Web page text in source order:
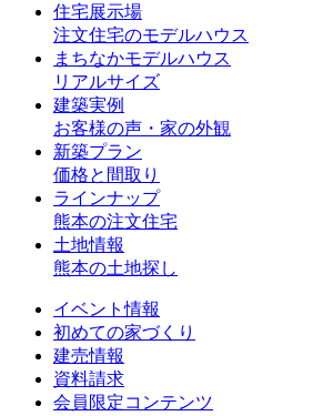
住宅展示場
注文住宅のモデルハウス
まちなかモデルハウス
リアルサイズ
建築実例
お客様の声・家の外観
新築プラン
価格と間取り
ラインナップ
熊本の注文住宅
土地情報
熊本の土地探し
イベント情報
初めての家づくり
建売情報
資料請求
会員限定コンテンツ